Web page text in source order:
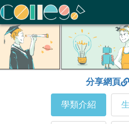
ColleGo! 大學選才與高中育才輔助系統
分享網頁
學類介紹